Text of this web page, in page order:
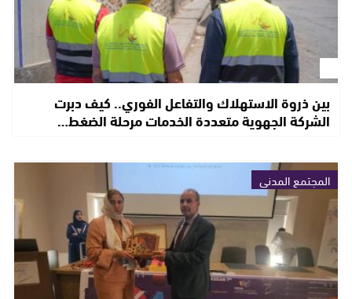
بين ذروة الاستهلاك والتفاعل الفوري.. كيف دبرت
الشركة الجهوية متعددة الخدمات مرحلة الضغط…
المجتمع المدني